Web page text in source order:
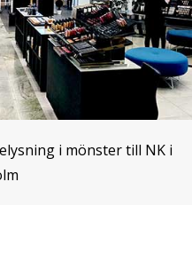
i mönster till NK i